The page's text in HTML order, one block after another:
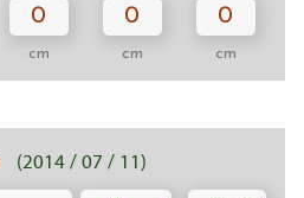
0
cm
0
cm
0
cm
(2014 / 07 / 11)